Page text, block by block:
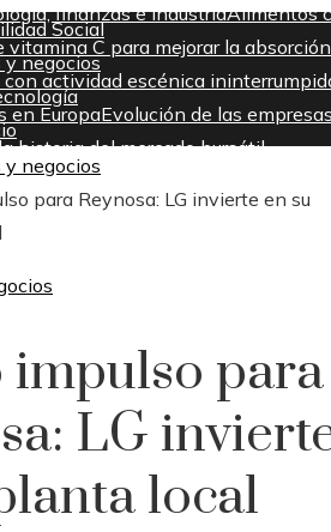
finanzas e industriaAlimentos
C para mejorar la
con actividad escénica
en EuropaEvolución de las
historia del mercado bursátil
Social
y negocios
y negocios
para Reynosa: LG invierte en su
impulso para
LG
local